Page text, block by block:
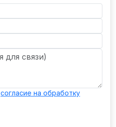
согласие на обработку